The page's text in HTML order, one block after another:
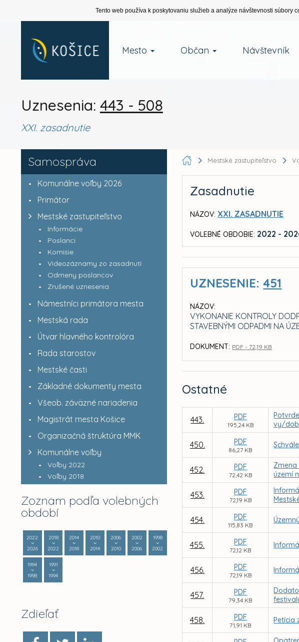
Tento web používa k poskytovaniu služieb a analýze návštevnosti súbory
Mesto Občan Návštevník
Uznesenia: 443 - 508
XXI. zasadnutie
Samospráva
Komunálne voľby 2026
Primátor
Mestské zastupiteľstvo
Informácie
Poslanci
Komisie
Videozáznamy zo zasadnutí
Odmeny poslancov
Zrušené uznesenia
Námestníci primátora mesta
Mestská rada
Útvar hlavného kontrolóra
Rada starostov
Mestské časti
Základné dokumenty mesta
Všeob. záväzné nariadenia
Magistrát mesta Košice
Organizačná štruktúra MMK
Komunálne voľby
Voľby 2022
Voľby 2018
Zoznam podľa volebných
období
2022
2026
2018
2022
2014
2018
2010
2014
2006
2010
2002
2006
1998
2002
1994
1998
1991
1994
Zdieľať
Mestské zastupiteľstvo
Zasadnutie
NÁZOV: XXI. ZASADNUTIE
VOLEBNÉ OBDOBIE: 2022 -
UZNESENIE:451
NÁZOV:
VYKONANIE KONTROLY
STAVEBNÝMI ODPADMI NA
DOKUMENT: PDF - 72,19 KB
Ostatné
443. PDF
195,24 KB
vy/
450. PDF
86,27 KB
452. PDF
72,42 KB
území
453. PDF
72,19 KB
454. PDF
115,83 KB
455. PDF
72,12 KB
456. PDF
72,19 KB
457. PDF
79,34 KB
458. PDF
71,91 KB
Petícia